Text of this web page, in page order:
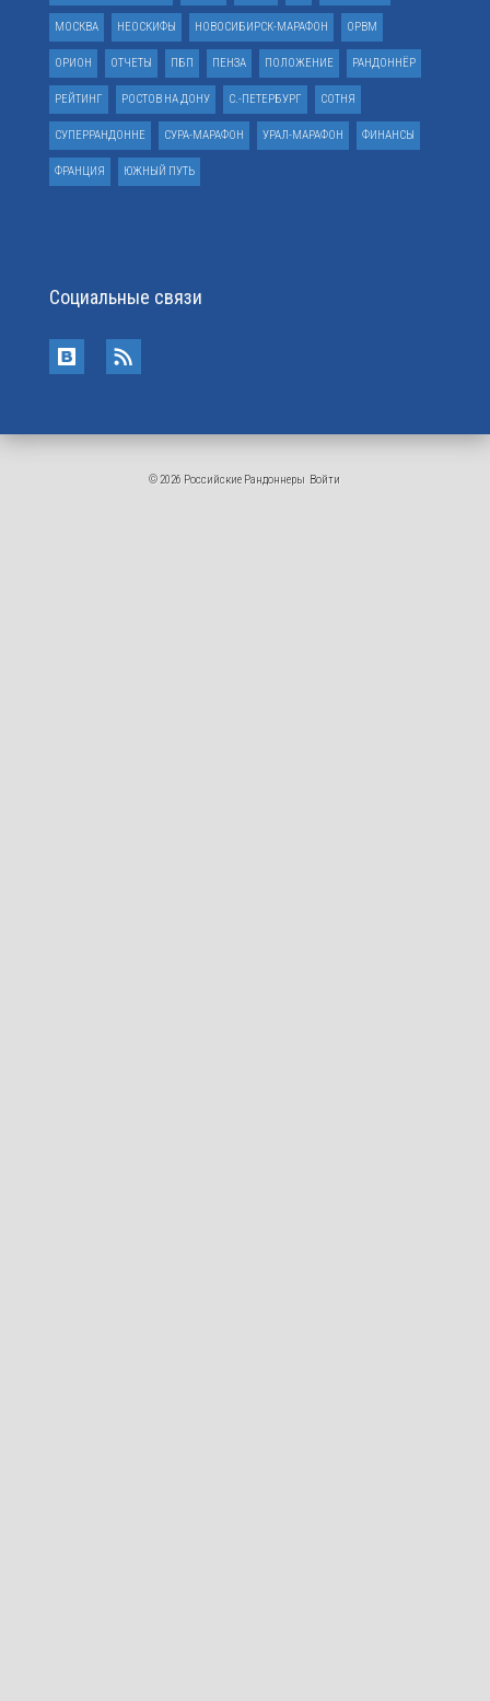
МОСКВА НЕОСКИФЫ НОВОСИБИРСК-МАРАФОН ОРВМ
ОРИОН ОТЧЕТЫ ПБП ПЕНЗА ПОЛОЖЕНИЕ РАНДОННЁР
РЕЙТИНГ РОСТОВ НА ДОНУ С.-ПЕТЕРБУРГ СОТНЯ
СУПЕРРАНДОННЕ СУРА-МАРАФОН УРАЛ-МАРАФОН ФИНАНСЫ
ФРАНЦИЯ ЮЖНЫЙ ПУТЬ
Социальные связи
© 2026 Российские Рандоннеры Войти